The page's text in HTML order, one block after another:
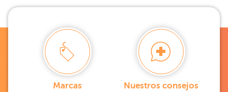
Marcas Nuestros consejos